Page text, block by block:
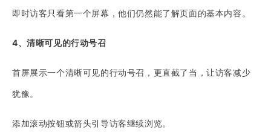
即时访客只看第一个屏幕，他们仍然能了解页面的基本内容。
4、清晰可见的行动号召
首屏展示一个清晰可见的行动号召，更直截了当，让访客减少
犹豫。
添加滚动按钮或箭头引导访客继续浏览。